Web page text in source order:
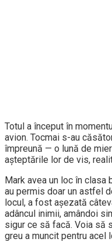
Totul a început în
avion. Tocmai s-au
împreună — o lună de
așteptările lor de vis,
Mark avea un loc în clasa
au permis doar un astfel
locul, a fost așezată
adâncul inimii, amândoi
sigur ce să facă. Voia să
greu a muncit pentru acel